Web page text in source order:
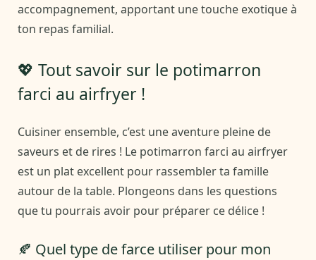
accompagnement, apportant une touche exotique à
ton repas familial.
💖 Tout savoir sur le potimarron
farci au airfryer !
Cuisiner ensemble, c’est une aventure pleine de
saveurs et de rires ! Le potimarron farci au airfryer
est un plat excellent pour rassembler ta famille
autour de la table. Plongeons dans les questions
que tu pourrais avoir pour préparer ce délice !
🍂 Quel type de farce utiliser pour mon